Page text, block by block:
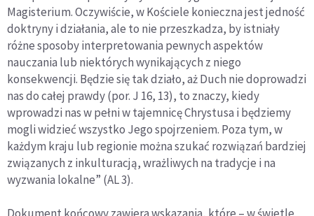
Magisterium. Oczywiście, w Kościele konieczna jest jedność
doktryny i działania, ale to nie przeszkadza, by istniały
różne sposoby interpretowania pewnych aspektów
nauczania lub niektórych wynikających z niego
konsekwencji. Będzie się tak działo, aż Duch nie doprowadzi
nas do całej prawdy (por. J 16, 13), to znaczy, kiedy
wprowadzi nas w pełni w tajemnicę Chrystusa i będziemy
mogli widzieć wszystko Jego spojrzeniem. Poza tym, w
każdym kraju lub regionie można szukać rozwiązań bardziej
związanych z inkulturacją, wrażliwych na tradycje i na
wyzwania lokalne” (AL 3).